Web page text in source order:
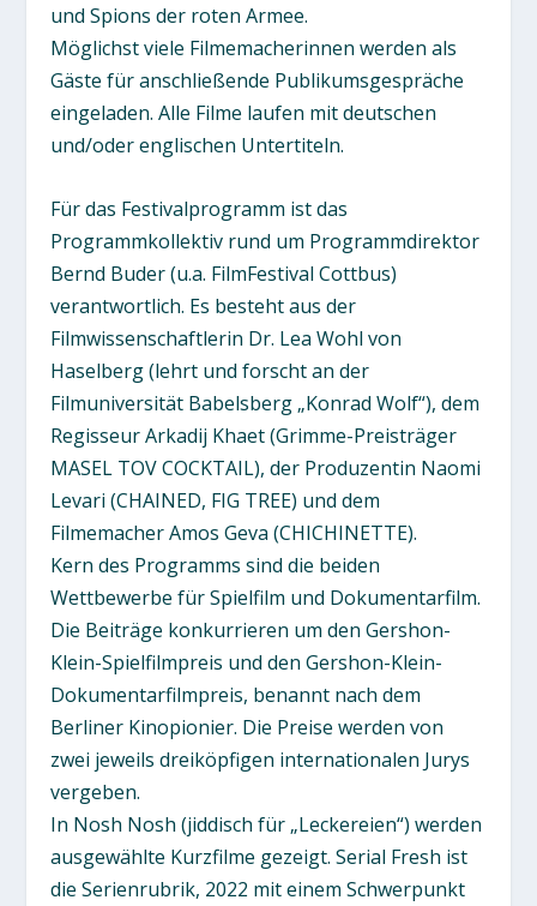
und Spions der roten Armee.
Möglichst viele Filmemacherinnen werden als
Gäste für anschließende Publikumsgespräche
eingeladen. Alle Filme laufen mit deutschen
und/oder englischen Untertiteln.
Für das Festivalprogramm ist das
Programmkollektiv rund um Programmdirektor
Bernd Buder (u.a. FilmFestival Cottbus)
verantwortlich. Es besteht aus der
Filmwissenschaftlerin Dr. Lea Wohl von
Haselberg (lehrt und forscht an der
Filmuniversität Babelsberg „Konrad Wolf“), dem
Regisseur Arkadij Khaet (Grimme-Preisträger
MASEL TOV COCKTAIL), der Produzentin Naomi
Levari (CHAINED, FIG TREE) und dem
Filmemacher Amos Geva (CHICHINETTE).
Kern des Programms sind die beiden
Wettbewerbe für Spielfilm und Dokumentarfilm.
Die Beiträge konkurrieren um den Gershon-
Klein-Spielfilmpreis und den Gershon-Klein-
Dokumentarfilmpreis, benannt nach dem
Berliner Kinopionier. Die Preise werden von
zwei jeweils dreiköpfigen internationalen Jurys
vergeben.
In Nosh Nosh (jiddisch für „Leckereien“) werden
ausgewählte Kurzfilme gezeigt. Serial Fresh ist
die Serienrubrik, 2022 mit einem Schwerpunkt